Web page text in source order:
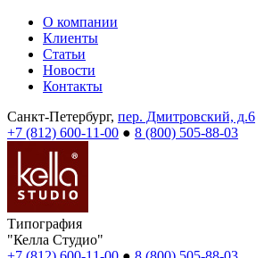
О компании
Клиенты
Статьи
Новости
Контакты
Санкт-Петербург, пер. Дмитровский, д.6
+7 (812) 600-11-00 ● 8 (800) 505-88-03
Типография
"Келла Студио"